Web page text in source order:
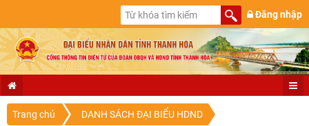
Đăng nhập
Trang chủ
DANH SÁCH ĐẠI BIỂU HDND